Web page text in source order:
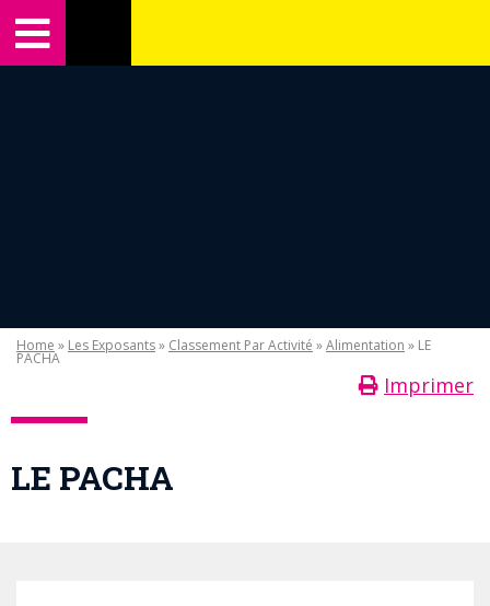
Home » Les Exposants» Classement Par Activité »Alimentation » LE
PACHA
Imprimer
LE PACHA